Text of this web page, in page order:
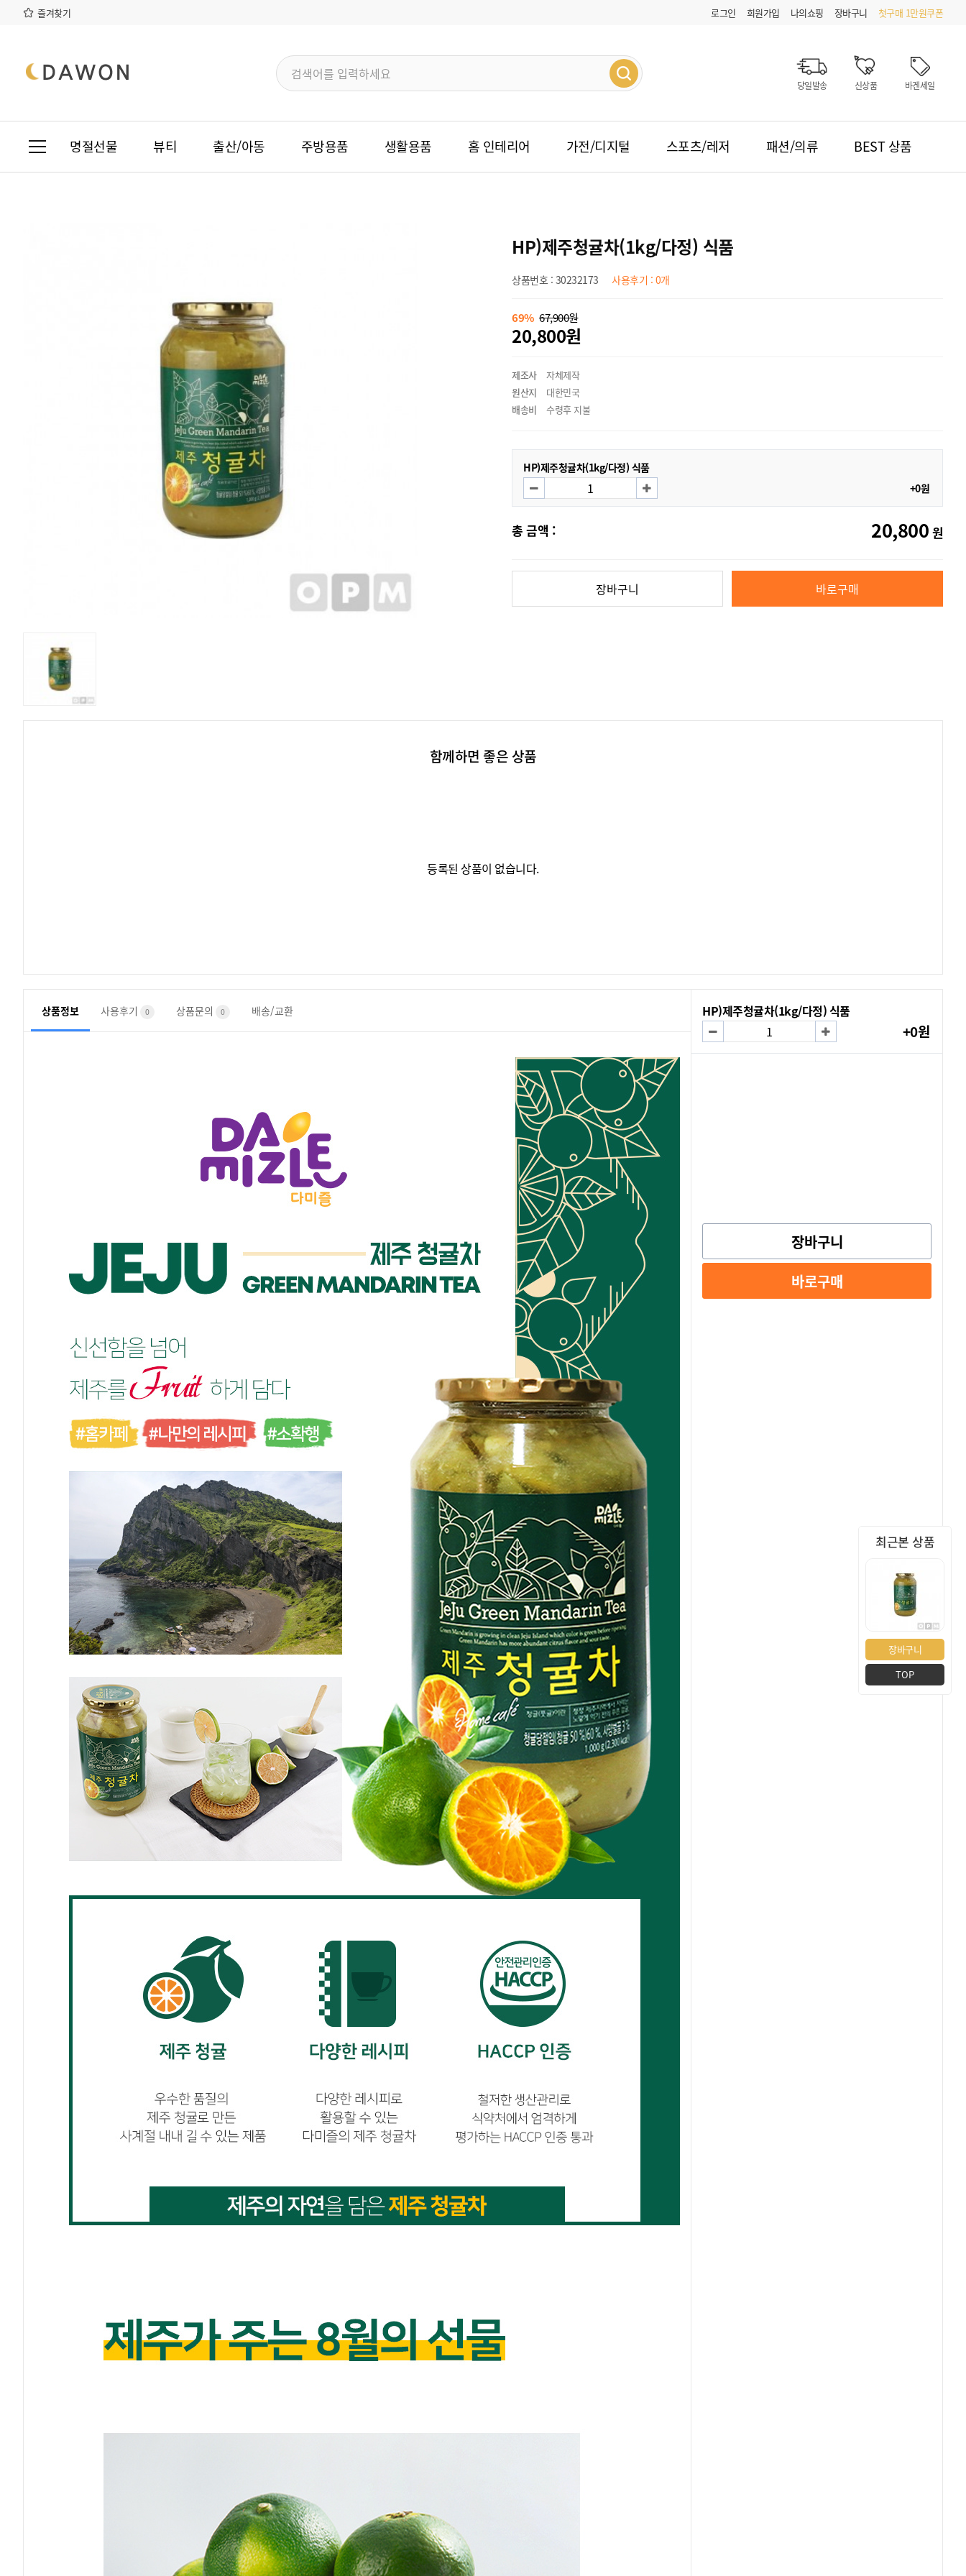
본문 바로가기
메인메뉴 바로가기
즐겨찾기 로그인 회원가입 나의쇼핑 장바구니 첫구매 1만원쿠폰
당일발송 신상품 바겐세일
명절선물 뷰티 출산/아동 주방용품 생활용품 홈 인테리어 가전/디지털 스포츠/레저 패션/의류 BEST 상품
HP)제주청귤차(1kg/다정) 식품
상품번호 : 30232173 사용후기 : 0개
69% 67,900원
20,800원
제조사
자체제작
원산지
대한민국
배송비
수령후 지불
HP)제주청귤차(1kg/다정) 식품
+0원
총 금액 : 20,800 원
장바구니 바로구매
함께하면 좋은 상품
등록된 상품이 없습니다.
상품정보 사용후기 0 상품문의 0 배송/교환 HP)제주청귤차(1kg/다정) 식품
+0원
장바구니
바로구매
최근본 상품
장바구니
TOP